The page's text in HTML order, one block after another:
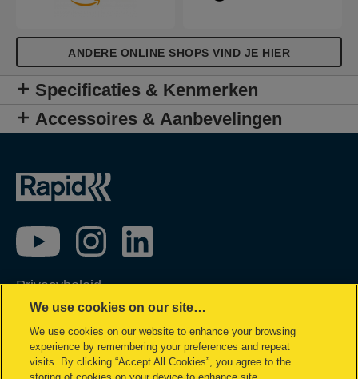
ANDERE ONLINE SHOPS VIND JE HIER
Specificaties & Kenmerken
Accessoires & Aanbevelingen
Privacybeleid
Cookie policy
Inzage in mijn gegevens
Conformiteitsverklaringen
We use cookies on our site…
We use cookies on our website to enhance your browsing
experience by remembering your preferences and repeat
visits. By clicking “Accept All Cookies”, you agree to the